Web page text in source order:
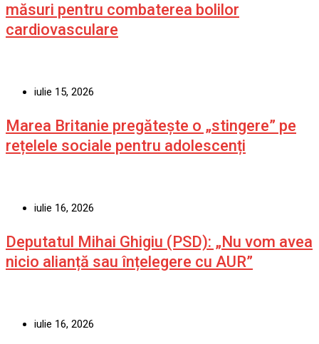
măsuri pentru combaterea bolilor
cardiovasculare
iulie 15, 2026
Marea Britanie pregătește o „stingere” pe
rețelele sociale pentru adolescenți
iulie 16, 2026
Deputatul Mihai Ghigiu (PSD): „Nu vom avea
nicio alianță sau înțelegere cu AUR”
iulie 16, 2026